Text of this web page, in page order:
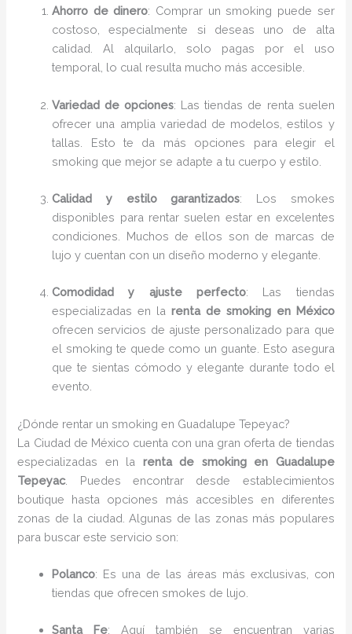
Ahorro de dinero: Comprar un smoking puede ser
costoso, especialmente si deseas uno de alta
calidad. Al alquilarlo, solo pagas por el uso
temporal, lo cual resulta mucho más accesible.
Variedad de opciones: Las tiendas de renta suelen
ofrecer una amplia variedad de modelos, estilos y
tallas. Esto te da más opciones para elegir el
smoking que mejor se adapte a tu cuerpo y estilo.
Calidad y estilo garantizados: Los smokes
disponibles para rentar suelen estar en excelentes
condiciones. Muchos de ellos son de marcas de
lujo y cuentan con un diseño moderno y elegante.
Comodidad y ajuste perfecto: Las tiendas
especializadas en la renta de smoking en México
ofrecen servicios de ajuste personalizado para que
el smoking te quede como un guante. Esto asegura
que te sientas cómodo y elegante durante todo el
evento.
¿Dónde rentar un smoking en Guadalupe Tepeyac?
La Ciudad de México cuenta con una gran oferta de tiendas
especializadas en la renta de smoking en Guadalupe
Tepeyac. Puedes encontrar desde establecimientos
boutique hasta opciones más accesibles en diferentes
zonas de la ciudad. Algunas de las zonas más populares
para buscar este servicio son:
Polanco: Es una de las áreas más exclusivas, con
tiendas que ofrecen smokes de lujo.
Santa Fe: Aquí también se encuentran varias